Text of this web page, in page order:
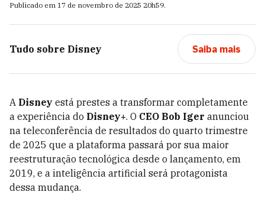
Publicado em 17 de novembro de 2025 20h59.
Tudo sobre Disney Saiba mais
A Disney está prestes a transformar completamente
a experiência do Disney+. O CEO Bob Iger anunciou
na teleconferência de resultados do quarto trimestre
de 2025 que a plataforma passará por sua maior
reestruturação tecnológica desde o lançamento, em
2019, e a inteligência artificial será protagonista
dessa mudança.